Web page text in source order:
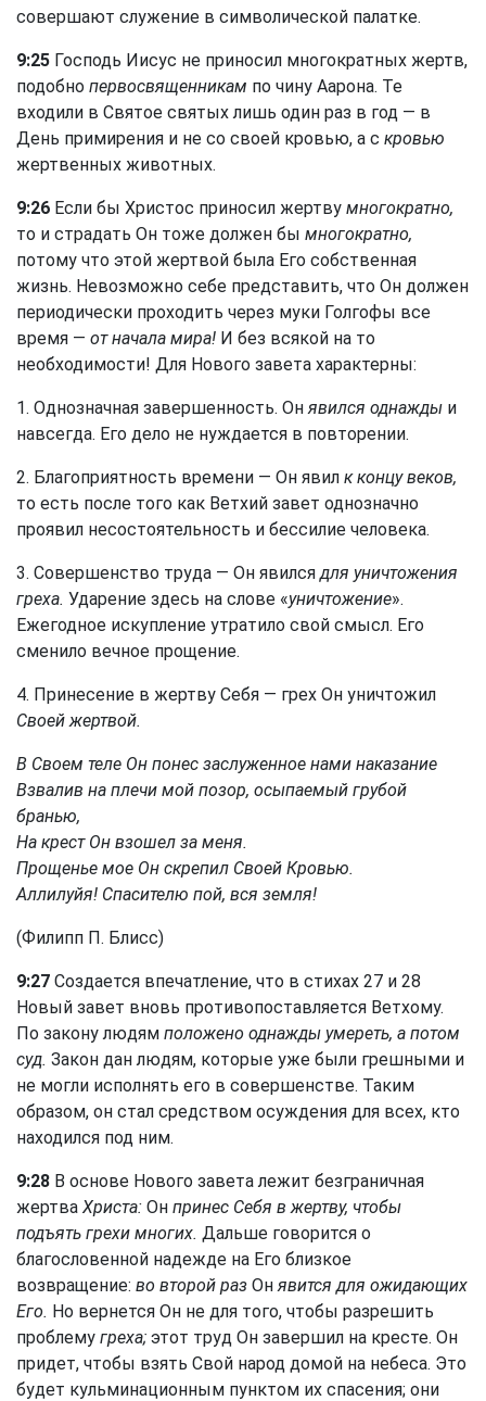
совершают служение в символической палатке.
9:25 Господь Иисус не приносил многократных жертв,
подобно первосвященникам по чину Аарона. Те
входили в Святое святых лишь один раз в год — в
День примирения и не со своей кровью, а с кровью
жертвенных животных.
9:26 Если бы Христос приносил жертву многократно,
то и страдать Он тоже должен бы многократно,
потому что этой жертвой была Его собственная
жизнь. Невозможно себе представить, что Он должен
периодически проходить через муки Голгофы все
время — от начала мира! И без всякой на то
необходимости! Для Нового завета характерны:
1. Однозначная завершенность. Онявился однажды и
навсегда. Его дело не нуждается в повторении.
2. Благоприятность времени — Он явил к концу веков,
то есть после того как Ветхий завет однозначно
проявил несостоятельность и бессилие человека.
3. Совершенство труда — Он явилсядля уничтожения
греха. Ударение здесь на слове «уничтожение».
Ежегодное искупление утратило свой смысл. Его
сменило вечное прощение.
4. Принесение в жертву Себя — грех Он уничтожил
Своей жертвой.
В Своем теле Он понес заслуженное нами наказание
Взвалив на плечи мой позор, осыпаемый грубой
бранью,
На крест Он взошел за меня.
Прощенье мое Он скрепил Своей Кровью.
Аллилуйя! Спасителю пой, вся земля!
(Филипп П. Блисс)
9:27 Создается впечатление, что в стихах 27 и 28
Новый завет вновь противопоставляется Ветхому.
По закону людям положено однажды умереть, а потом
суд. Закон дан людям, которые уже были грешными и
не могли исполнять его в совершенстве. Таким
образом, он стал средством осуждения для всех, кто
находился под ним.
9:28 В основе Нового завета лежит безграничная
жертва Христа: Он принес Себя в жертву, чтобы
подъять грехи многих. Дальше говорится о
благословенной надежде на Его близкое
возвращение: во второй раз Онявится для ожидающих
Его. Но вернется Он не для того, чтобы разрешить
проблему греха; этот труд Он завершил на кресте. Он
придет, чтобы взять Свой народ домой на небеса. Это
будет кульминационным пунктом их спасения; они